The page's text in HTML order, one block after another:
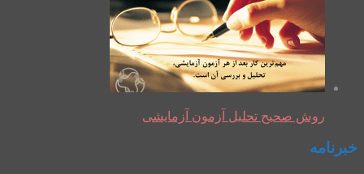
روش صحیح تحلیل آزمون آزمایشی
خبرنامه